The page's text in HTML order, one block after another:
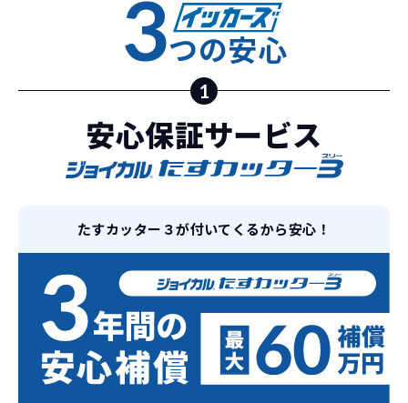
お車を返却いただく
必要があるため
通常のカーリースの場合、そのまま継続
しかし、イッカーズの場合は、車両を必
ず返却していただくことを前提とするこ
えるなど。その時その時の状況に合わせ
た車を選べるっていいとおもいません
新型の新車に定期的に乗換
車はだいたい３年くらいで飽きると言わ
れています。
もちろん、その人によりますが、最新型
車に常に乗り続けられるのは気持ちよ
く、人にも自慢できます！
継続的にかかる費用が
コミコミ
維持にかかる、毎年の｢自動車税｣はコミ
コミ。3年契約なので通常車検時にかかる
｢自動車重量税｣、｢自賠責保険料｣「整備
料」などが不要となります。
3つの安心
1
安心保証サービス
たすカッター３が付いてくるから安心！